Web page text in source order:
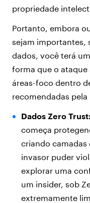
propriedade
Portanto, embora
sejam importantes,
dados, você terá
forma que o ataque
áreas-foco dentro
recomendadas pela
Dados Zero Trust:
começa
criando camadas
invasor puder
explorar uma
um insider, sob
extremamente